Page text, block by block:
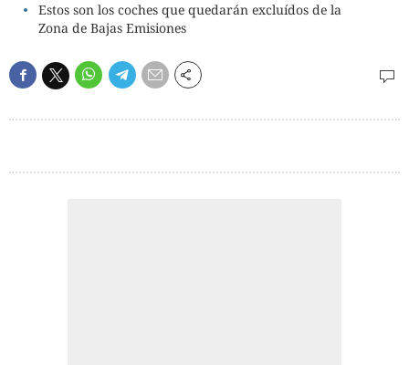
Estos son los coches que quedarán excluídos de la
Zona de Bajas Emisiones